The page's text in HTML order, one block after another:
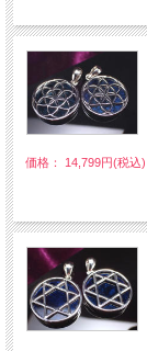
価格： 14,799円(税込)